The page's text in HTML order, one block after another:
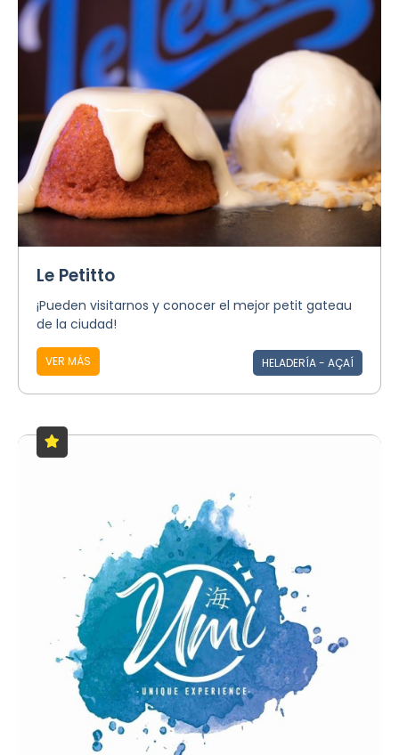
Le Petitto
¡Pueden visitarnos y conocer el mejor petit gateau
de la ciudad!
VER MÁS HELADERÍA - AÇAÍ